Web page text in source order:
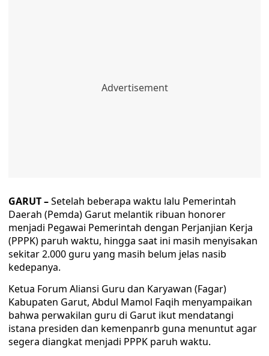
GARUT –Setelah beberapa waktu lalu Pemerintah
Daerah (Pemda) Garut melantik ribuan honorer
menjadi Pegawai Pemerintah dengan Perjanjian Kerja
(PPPK) paruh waktu, hingga saat ini masih menyisakan
sekitar 2.000 guru yang masih belum jelas nasib
kedepanya.
Ketua Forum Aliansi Guru dan Karyawan (Fagar)
Kabupaten Garut, Abdul Mamol Faqih menyampaikan
bahwa perwakilan guru di Garut ikut mendatangi
istana presiden dan kemenpanrb guna menuntut agar
segera diangkat menjadi PPPK paruh waktu.